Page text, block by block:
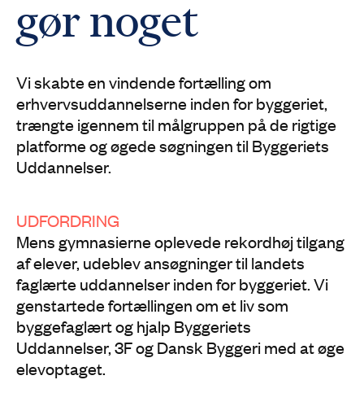
gør noget
Vi skabte en vindende fortælling om
erhvervsuddannelserne inden for byggeriet,
trængte igennem til målgruppen på de rigtige
platforme og øgede søgningen til Byggeriets
Uddannelser.
UDFORDRING
Mens gymnasierne oplevede rekordhøj tilgang
af elever, udeblev ansøgninger til landets
faglærte uddannelser inden for byggeriet. Vi
genstartede fortællingen om et liv som
byggefaglært og hjalp Byggeriets
Uddannelser, 3F og Dansk Byggeri med at øge
elevoptaget.